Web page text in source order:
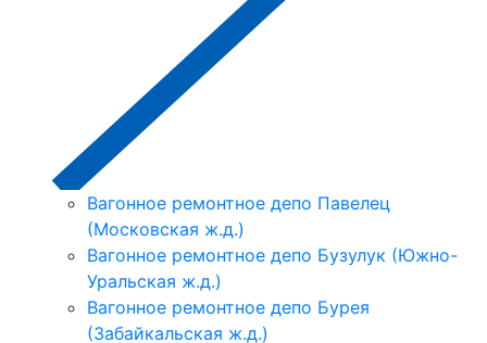
Вагонное ремонтное депо Павелец
(Московская ж.д.)
Вагонное ремонтное депо Бузулук (Южно-
Уральская ж.д.)
Вагонное ремонтное депо Бурея
(Забайкальская ж.д.)